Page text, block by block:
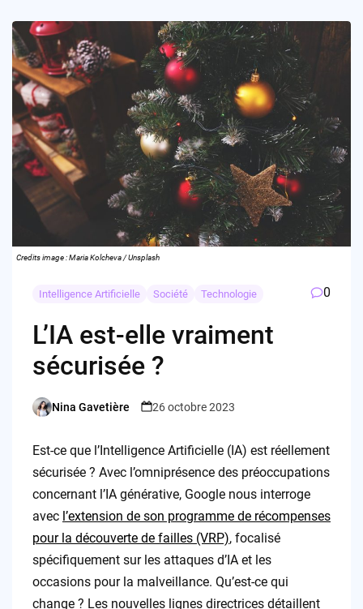
Credits image : Maria Kolcheva / Unsplash
Intelligence Artificielle Société Technologie 0
L’IA est-elle vraiment
sécurisée ?
Posted
Nina Gavetière 26 octobre 2023
Est-ce que l’Intelligence Artificielle (IA) est réellement
sécurisée ? Avec l’omniprésence des préoccupations
concernant l’IA générative, Google nous interroge
avec l’extension de son programme de récompenses
pour la découverte de failles (VRP), focalisé
spécifiquement sur les attaques d’IA et les
occasions pour la malveillance. Qu’est-ce qui
change ? Les nouvelles lignes directrices détaillent